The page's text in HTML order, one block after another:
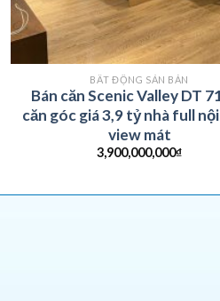
BẤT ĐỘNG SẢN BÁN
Bán căn Scenic Valley DT
căn góc giá 3,9 tỷ nhà full
view mát
3,900,000,000₫